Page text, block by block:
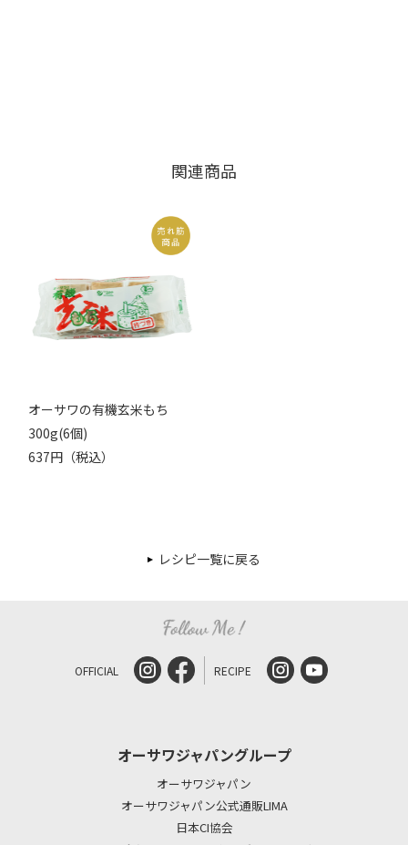
関連商品
オーサワの有機玄米もち
300g(6個)
637円（税込）
レシピ一覧に戻る
OFFICIAL RECIPE
オーサワジャパングループ
オーサワジャパン
オーサワジャパン公式通販LIMA
日本CI協会